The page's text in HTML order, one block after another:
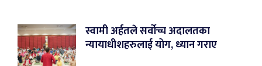
स्वामी अर्हतले सर्वोच्च अदालतका
न्यायाधीशहरुलाई योग, ध्यान गराए